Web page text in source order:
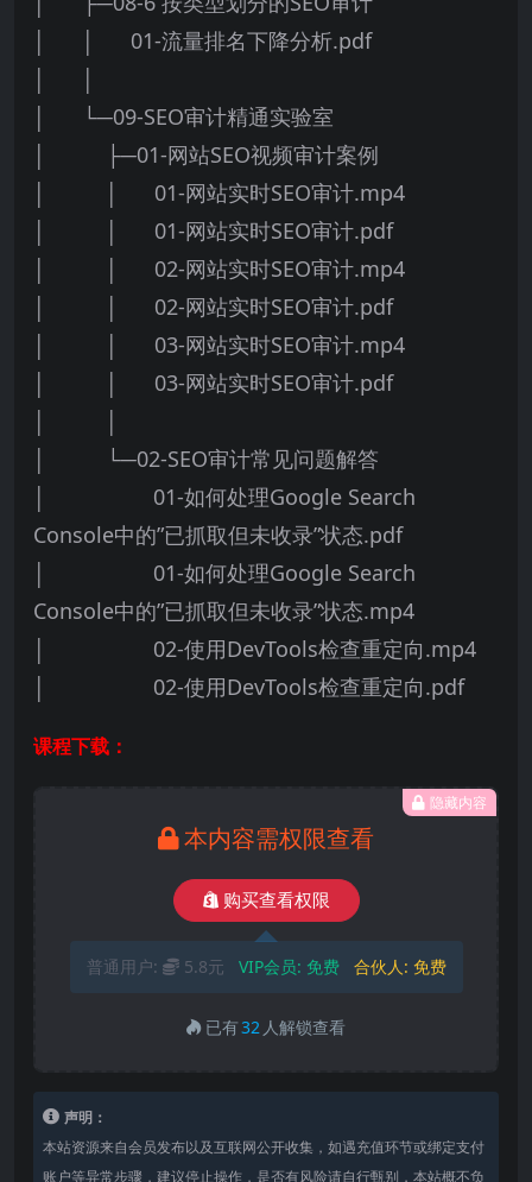
│ │ 01-流量排名下降分析.pdf
│ └─09-SEO审计精通实验室
│ ├─01-网站SEO视频审计案例
│ │ 01-网站实时SEO审计.mp4
│ │ 01-网站实时SEO审计.pdf
│ │ 02-网站实时SEO审计.mp4
│ │ 02-网站实时SEO审计.pdf
│ │ 03-网站实时SEO审计.mp4
│ │ 03-网站实时SEO审计.pdf
│ └─02-SEO审计常见问题解答
│ 01-如何处理Google Search
Console中的”已抓取但未收录”状态.pdf
│ 01-如何处理Google Search
Console中的”已抓取但未收录”状态.mp4
│ 02-使用DevTools检查重定向.mp4
│ 02-使用DevTools检查重定向.pdf
课程下载：
隐藏内容
本内容需权限查看
购买查看权限
普通用户: 5.8元 VIP会员: 免费 合伙人: 免费
已有32 人解锁查看
声明：
本站资源来自会员发布以及互联网公开收集，如遇充值环节或绑定支付
账户等异常步骤，建议停止操作，是否有风险请自行甄别，本站概不负